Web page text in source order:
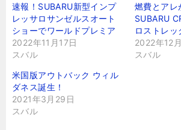
速報！SUBARU新型インプ
レッサロサンゼルスオート
ショーでワールドプレミア
2022年11月17日
スバル
燃費とアレ
SUBARU
ロストレ
2022年12
スバル
米国版アウトバック ウィル
ダネス誕生！
2021年3月29日
スバル